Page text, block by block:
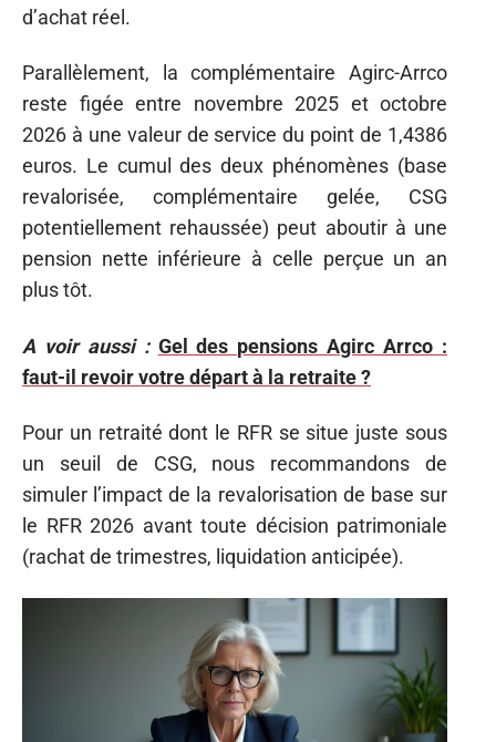
d’achat réel.
Parallèlement, la complémentaire Agirc-Arrco
reste figée entre novembre 2025 et octobre
2026 à une valeur de service du point de 1,4386
euros. Le cumul des deux phénomènes (base
revalorisée, complémentaire gelée, CSG
potentiellement rehaussée) peut aboutir à une
pension nette inférieure à celle perçue un an
plus tôt.
A voir aussi : Gel des pensions Agirc Arrco :
faut-il revoir votre départ à la retraite ?
Pour un retraité dont le RFR se situe juste sous
un seuil de CSG, nous recommandons de
simuler l’impact de la revalorisation de base sur
le RFR 2026 avant toute décision patrimoniale
(rachat de trimestres, liquidation anticipée).